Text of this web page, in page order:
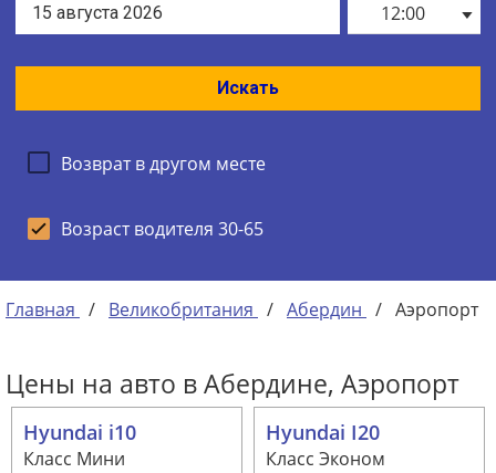
12:00
Искать
Возврат в другом месте
Возраст водителя 30-65
Главная / Великобритания / Абердин / Аэропорт
Цены на авто в Абердине, Аэропорт
Hyundai i10
Класс Мини
Hyundai I20
Класс Эконом